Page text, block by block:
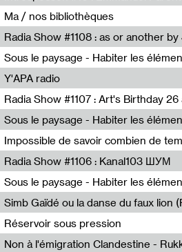
Pierre Henry,Emmanuel Parent
Ma / nos bibliothèques
Radio Zero
Nastassja Martin
Y'APA radio
Pierrick Mouton
Radio Helsinki
Nastassja Martin
Mélanie Blaison,Mateo Cuin
Radia Show #1106 : Kanal103 ШУМ
Kanal103
Nastassja Martin
Pierrick Mouton,Simb Gaïdé
Réservoir sous pression